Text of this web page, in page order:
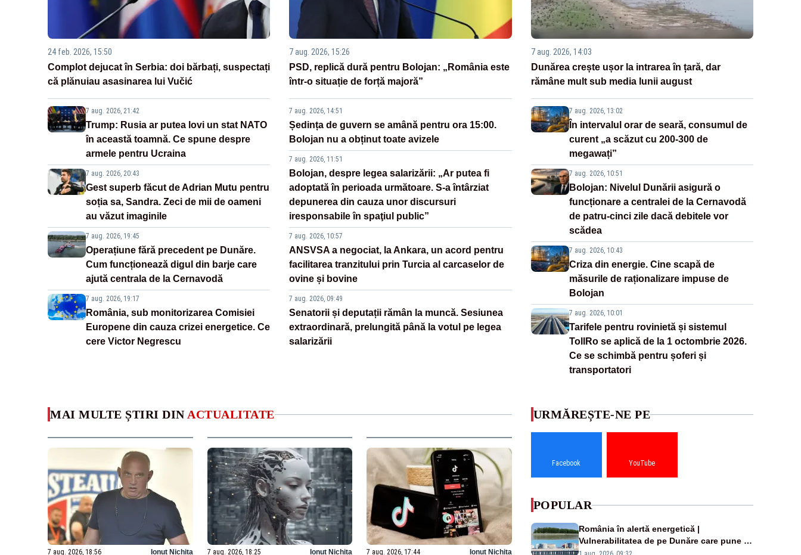
24 feb. 2026, 15:50
Complot dejucat în Serbia: doi bărbați, suspectați
că plănuiau asasinarea lui Vučić
7 aug. 2026, 21:42
Trump: Rusia ar putea lovi un stat NATO
în această toamnă. Ce spune despre
armele pentru Ucraina
7 aug. 2026, 20:43
Gest superb făcut de Adrian Mutu pentru
soția sa, Sandra. Zeci de mii de oameni
au văzut imaginile
7 aug. 2026, 19:45
Operațiune fără precedent pe Dunăre.
Cum funcționează digul din barje care
ajută centrala de la Cernavodă
7 aug. 2026, 19:17
România, sub monitorizarea Comisiei
Europene din cauza crizei energetice. Ce
cere Victor Negrescu
7 aug. 2026, 15:26
PSD, replică dură pentru Bolojan: „România este
într-o situație de forță majoră”
7 aug. 2026, 14:51
Ședința de guvern se amână pentru ora 15:00.
Bolojan nu a obținut toate avizele
7 aug. 2026, 11:51
Bolojan, despre legea salarizării: „Ar putea fi
adoptată în perioada următoare. S-a întârziat
depunerea din cauza unor discursuri
iresponsabile în spaţiul public”
7 aug. 2026, 10:57
ANSVSA a negociat, la Ankara, un acord pentru
facilitarea tranzitului prin Turcia al carcaselor de
ovine și bovine
7 aug. 2026, 09:49
Senatorii și deputații rămân la muncă. Sesiunea
extraordinară, prelungită până la votul pe legea
salarizării
7 aug. 2026, 14:03
Dunărea crește ușor la intrarea în țară, dar
rămâne mult sub media lunii august
7 aug. 2026, 13:02
În intervalul orar de seară, consumul de
curent „a scăzut cu 200-300 de
megawați”
7 aug. 2026, 10:51
Bolojan: Nivelul Dunării asigură o
funcționare a centralei de la Cernavodă
de patru-cinci zile dacă debitele vor
scădea
7 aug. 2026, 10:43
Criza din energie. Cine scapă de
măsurile de raționalizare impuse de
Bolojan
7 aug. 2026, 10:01
Tarifele pentru rovinietă și sistemul
TollRo se aplică de la 1 octombrie 2026.
Ce se schimbă pentru șoferi și
transportatori
MAI MULTE ȘTIRI DIN ACTUALITATE
7 aug. 2026, 18:56 Ionuț Nichita 7 aug. 2026, 18:25 Ionuț Nichita 7 aug. 2026, 17:44 Ionuț Nichita
URMĂREȘTE-NE PE
Facebook YouTube
POPULAR
România în alertă energetică |
Vulnerabilitatea de pe Dunăre care pune în
pericol Centrala Cernavodă era cunoscută